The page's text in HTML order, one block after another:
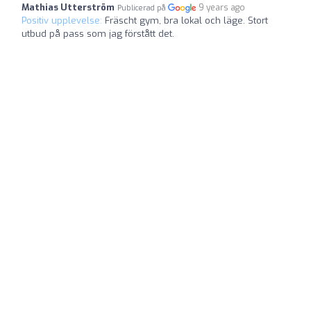
Mathias Utterström Publicerad på 9 years ago
Positiv upplevelse: Fräscht gym, bra lokal och läge. Stort
utbud på pass som jag förstått det.